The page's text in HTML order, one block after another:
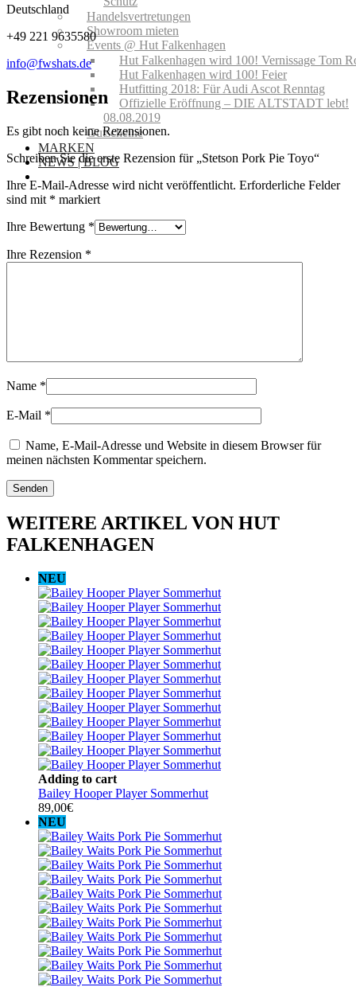
Handelsvertretungen
Showroom mieten
Events @ Hut Falkenhagen
Hut Falkenhagen wird 100! Vernissage Tom
Hut Falkenhagen wird 100! Feier
Hutfitting 2018: Für Audi Ascot Renntag
Offizielle Eröffnung – DIE ALTSTADT lebt!
08.08.2019
Gutscheine
MARKEN
NEWS | BLOG
Deutschland
+49 221 9635580
info@fwshats.de
Rezensionen
Es gibt noch keine Rezensionen.
Schreiben Sie die erste Rezension für „Stetson Pork Pie Toyo“
Ihre E-Mail-Adresse wird nicht veröffentlicht. Erforderliche Felder
sind mit * markiert
Ihre Bewertung *
Ihre Rezension *
Name *
E-Mail *
Name, E-Mail-Adresse und Website in diesem Browser für
meinen nächsten Kommentar speichern.
WEITERE ARTIKEL VON HUT
FALKENHAGEN
NEU
Adding to cart
Bailey Hooper Player Sommerhut
89,00€
NEU